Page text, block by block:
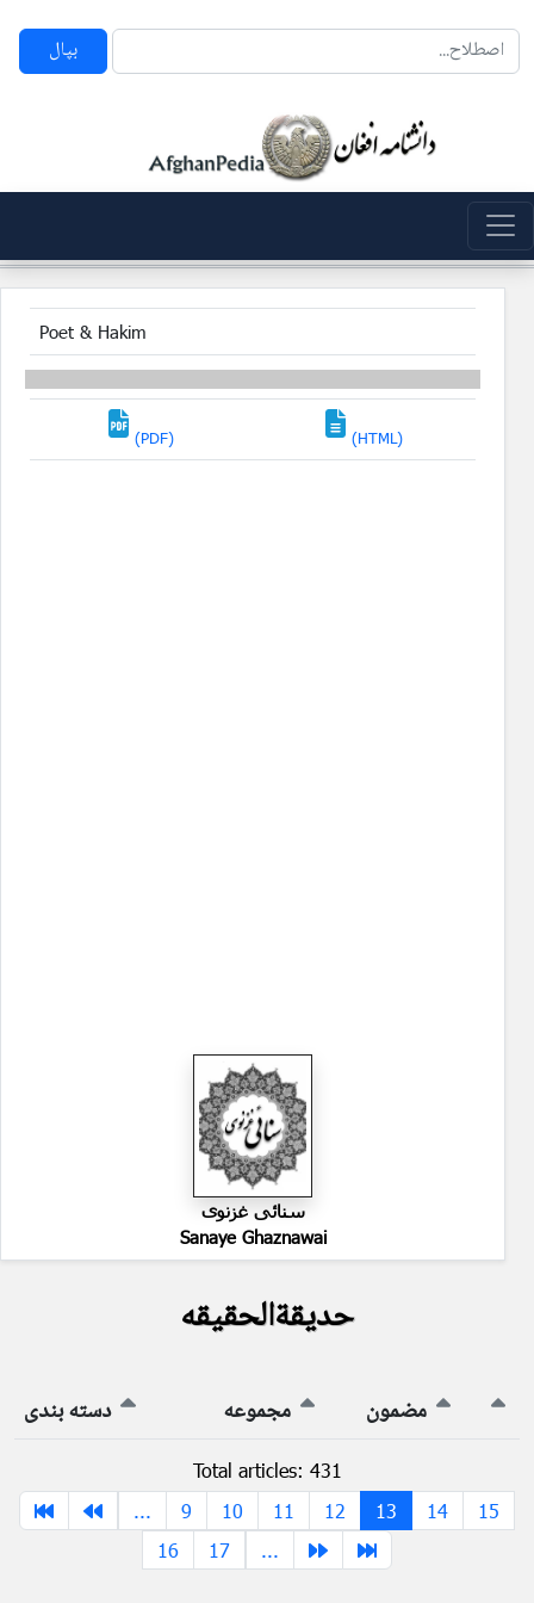
بپال
Poet & Hakim
(PDF) (HTML)
سنائی غزنوی
Sanaye Ghaznawai
حدیقةالحقیقه
مضمون مجموعه دسته بندی
Total articles: 431
...
9 10 11 12 13 14
15
16
17 ...